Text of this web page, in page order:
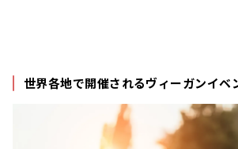
世界各地で開催されるヴィーガンイベ